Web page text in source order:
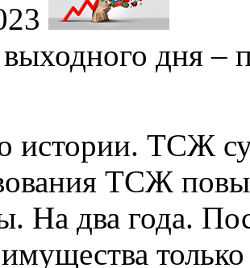
дня –
истории. ТСЖ
ТСЖ
На два года.